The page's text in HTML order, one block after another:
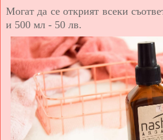
Могат да се открият всеки
и 500 мл - 50 лв.